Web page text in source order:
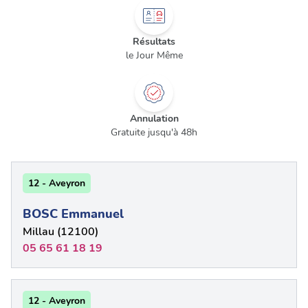
Résultats
le Jour Même
Annulation
Gratuite jusqu'à 48h
12 - Aveyron
BOSC Emmanuel
Millau (12100)
05 65 61 18 19
12 - Aveyron